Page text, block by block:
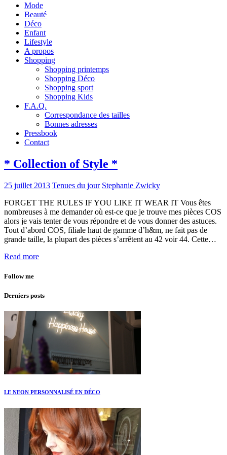
Mode
Beauté
Déco
Enfant
Lifestyle
A propos
Shopping
Shopping printemps
Shopping Déco
Shopping sport
Shopping Kids
F.A.Q.
Correspondance des tailles
Bonnes adresses
Pressbook
Contact
* Collection of Style *
25 juillet 2013 Tenues du jour Stephanie Zwicky
FORGET THE RULES IF YOU LIKE IT WEAR IT Vous êtes
nombreuses à me demander où est-ce que je trouve mes pièces COS
alors je vais tenter de vous répondre et de vous donner des astuces.
Tout d’abord COS, filiale haut de gamme d’h&m, ne fait pas de
grande taille, la plupart des pièces s’arrêtent au 42 voir 44. Cette…
Read more
Follow me
Derniers posts
LE NEON PERSONNALISÉ EN DÉCO